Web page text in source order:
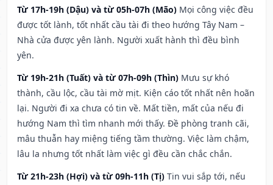
Từ 17h-19h (Dậu) và từ 05h-07h (Mão) Mọi công việc đều
được tốt lành, tốt nhất cầu tài đi theo hướng Tây Nam –
Nhà cửa được yên lành. Người xuất hành thì đều bình
yên.
Từ 19h-21h (Tuất) và từ 07h-09h (Thìn) Mưu sự khó
thành, cầu lộc, cầu tài mờ mịt. Kiện cáo tốt nhất nên hoãn
lại. Người đi xa chưa có tin về. Mất tiền, mất của nếu đi
hướng Nam thì tìm nhanh mới thấy. Đề phòng tranh cãi,
mâu thuẫn hay miệng tiếng tầm thường. Việc làm chậm,
lâu la nhưng tốt nhất làm việc gì đều cần chắc chắn.
Từ 21h-23h (Hợi) và từ 09h-11h (Tị) Tin vui sắp tới, nếu